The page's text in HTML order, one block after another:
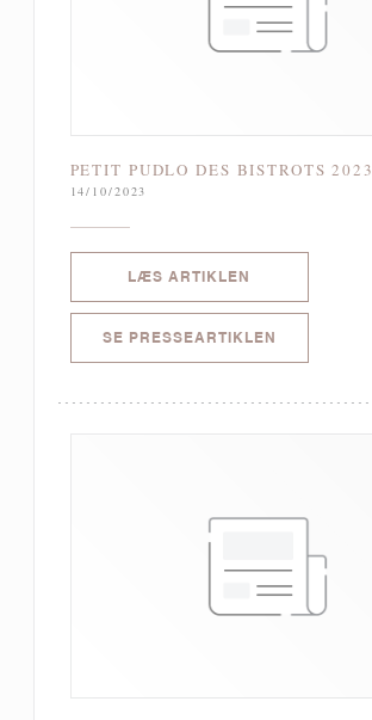
PETIT PUDLO DES BISTROTS 2023
14/10/2023
LÆS ARTIKLEN
SE PRESSEARTIKLEN